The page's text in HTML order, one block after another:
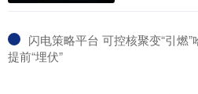
闪电策略平台 可控核聚变“引燃
提前“埋伏”